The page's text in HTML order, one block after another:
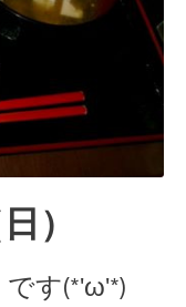
）
です(*'ω'*)